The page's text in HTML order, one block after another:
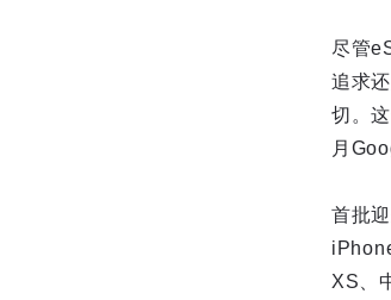
尽管
追求
切。
月
首批
XS、